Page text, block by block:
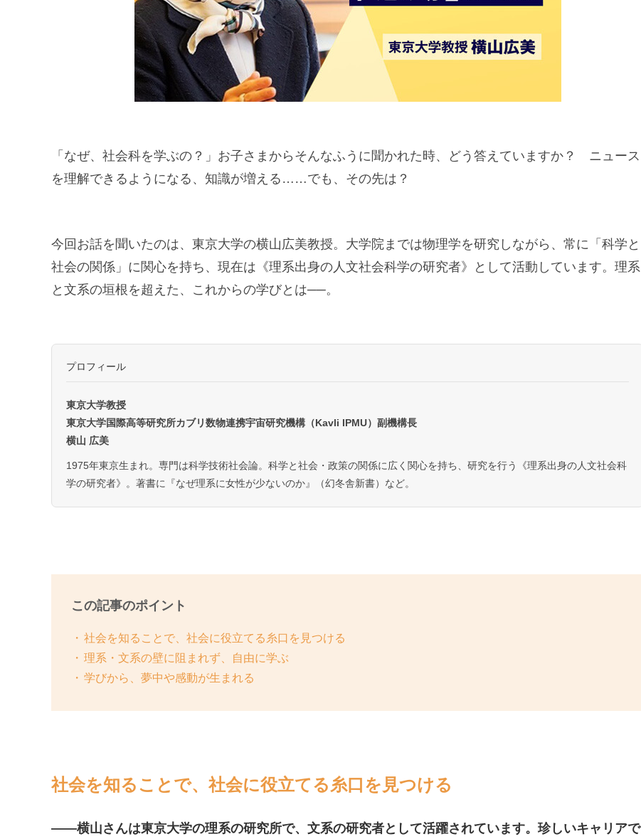
「なぜ、社会科を学ぶの？」お子さまからそんなふうに聞かれた時、どう答えていますか？ ニュース
を理解できるようになる、知識が増える……でも、その先は？
今回お話を聞いたのは、東京大学の横山広美教授。大学院までは物理学を研究しながら、常に「科学と
社会の関係」に関心を持ち、現在は《理系出身の人文社会科学の研究者》として活動しています。理系
と文系の垣根を超えた、これからの学びとは──。
プロフィール
東京大学教授
東京大学国際高等研究所カブリ数物連携宇宙研究機構（Kavli IPMU）副機構長
横山 広美
1975年東京生まれ。専門は科学技術社会論。科学と社会・政策の関係に広く関心を持ち、研究を行う《理系出身の人文社会科
学の研究者》。著書に『なぜ理系に女性が少ないのか』（幻冬舎新書）など。
この記事のポイント
社会を知ることで、社会に役立てる糸口を見つける
理系・文系の壁に阻まれず、自由に学ぶ
学びから、夢中や感動が生まれる
社会を知ることで、社会に役立てる糸口を見つける
——横山さんは東京大学の理系の研究所で、文系の研究者として活躍されています。珍しいキャリアで